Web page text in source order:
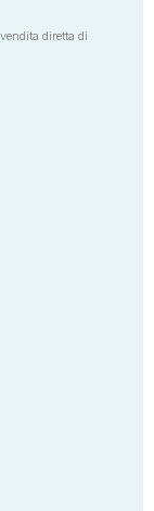
diretta di